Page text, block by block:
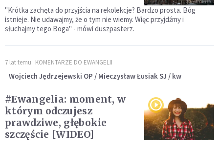
"Krótka zachęta do przyjścia na rekolekcje? Bardzo prosta. Bóg
istnieje. Nie udawajmy, że o tym nie wiemy. Więc przyjdźmy i
słuchajmy tego Boga" - mówi duszpasterz.
7 lat temu KOMENTARZE DO EWANGELII
Wojciech Jędrzejewski OP / Mieczysław Łusiak SJ / kw
#Ewangelia: moment, w
którym odczujesz
prawdziwe, głębokie
szczęście [WIDEO]